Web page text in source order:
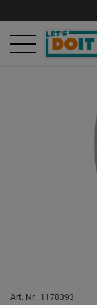
Art. Nr.: 1178393